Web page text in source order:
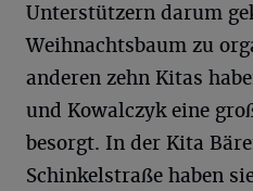
Unterstützern darum
Weihnachtsbaum zu
anderen zehn Kitas
und Kowalczyk eine
besorgt. In der Kita
Schinkelstraße haben